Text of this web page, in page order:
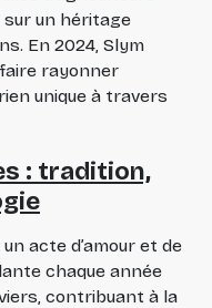
sur un héritage
En 2024, Slym
rayonner
unique à travers
: tradition,
acte d’amour et de
chaque année
contribuant à la